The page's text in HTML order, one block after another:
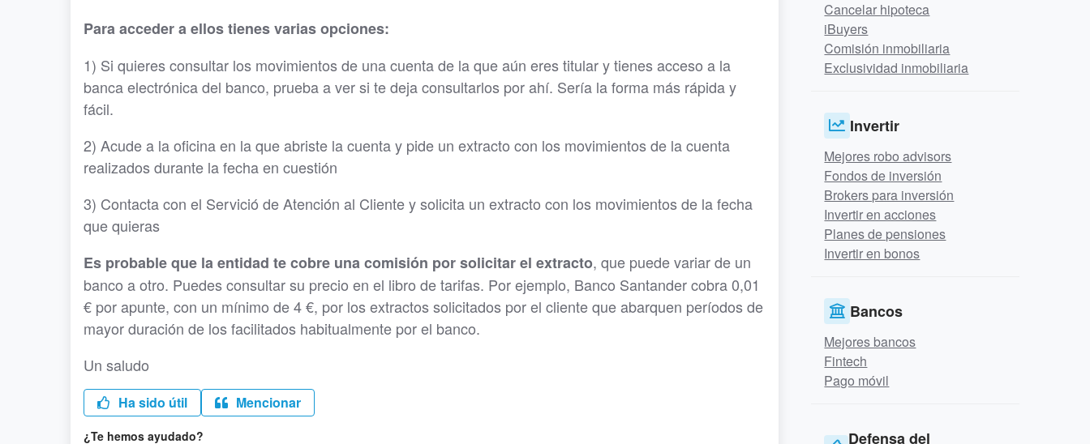
Para acceder a ellos tienes varias opciones:
1) Si quieres consultar los movimientos de una cuenta de la que aún eres titular y tienes acceso a la
banca electrónica del banco, prueba a ver si te deja consultarlos por ahí. Sería la forma más rápida y
fácil.
2) Acude a la oficina en la que abriste la cuenta y pide un extracto con los movimientos de la cuenta
realizados durante la fecha en cuestión
3) Contacta con el Servició de Atención al Cliente y solicita un extracto con los movimientos de la fecha
que quieras
Es probable que la entidad te cobre una comisión por solicitar el extracto, que puede variar de un
banco a otro. Puedes consultar su precio en el libro de tarifas. Por ejemplo, Banco Santander cobra 0,01
€ por apunte, con un mínimo de 4 €, por los extractos solicitados por el cliente que abarquen períodos de
mayor duración de los facilitados habitualmente por el banco.
Un saludo
Ha sido útil Mencionar
¿Te hemos ayudado?
Cancelar hipoteca
iBuyers
Comisión inmobiliaria
Exclusividad inmobiliaria
Invertir
Mejores robo advisors
Fondos de inversión
Brokers para inversión
Invertir en acciones
Planes de pensiones
Invertir en bonos
Bancos
Mejores bancos
Fintech
Pago móvil
Defensa del